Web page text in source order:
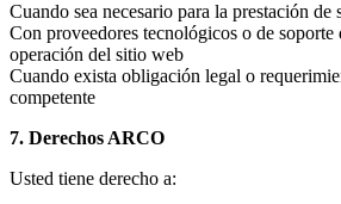
Cuando sea necesario para la prestación
Con proveedores tecnológicos o de soporte
operación del sitio web
Cuando exista obligación legal o
competente
7. Derechos ARCO
Usted tiene derecho a: